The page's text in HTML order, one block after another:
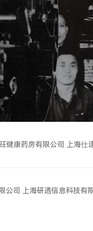
健康药房有限公司 上海仕
公司 上海研透信息科技有